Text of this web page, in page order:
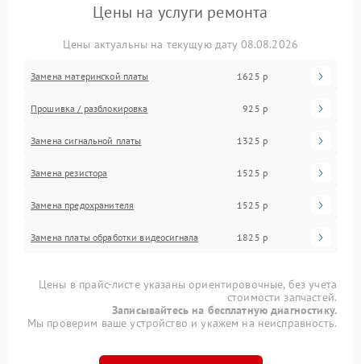
Цены на услуги ремонта
Цены актуальны на текущую дату 08.08.2026
Замена материнской платы 1625 р
Прошивка / разблокировка 925 р
Замена сигнальной платы 1325 р
Замена резистора 1525 р
Замена предохранителя 1525 р
Замена платы обработки видеосигнала 1825 р
Цены в прайс-листе указаны ориентировочные, без учета
стоимости запчастей.
Записывайтесь на бесплатную диагностику.
Мы проверим ваше устройство и укажем на неисправность.